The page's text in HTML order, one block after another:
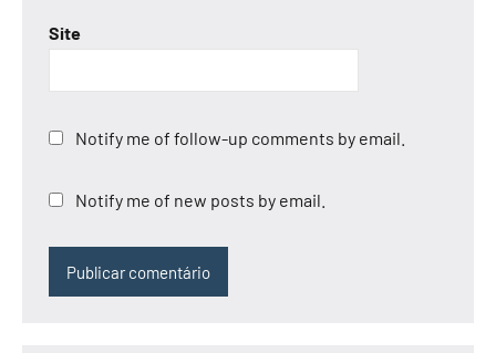
Site
Notify me of follow-up comments by email.
Notify me of new posts by email.